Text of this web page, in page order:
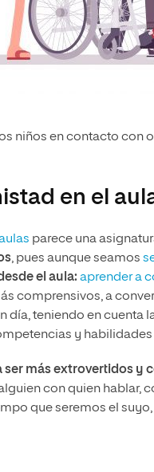
niños en contacto con
en el
parece una
, pues aunque seamos
el aula: aprender a
comprensivos, a
día, teniendo en cuenta
y
ser más extrovertidos y
con quien hablar,
que seremos el